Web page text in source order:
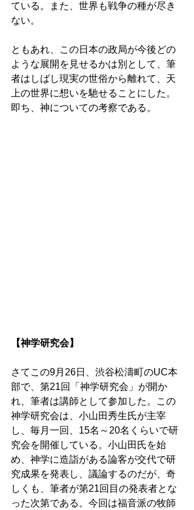
ている。また、世界も戦争の種が尽き
ない。
ともあれ、この日本の政局が今後どの
ような展開を見せるかは別として、筆
者はしばし現実の世俗から離れて、天
上の世界に想いを馳せることにした。
即ち、神についての考察である。
【神学研究会】
さてこの9月26日、渋谷松濤町のUC本
部で、第21回「神学研究会」が開か
れ、筆者は講師として参加した。この
神学研究会は、小山田秀生氏が主宰
し、毎月一回、15名～20名くらいで研
究会を開催している。小山田氏を始
め、神学に造詣がある論客が交代で研
究成果を発表し、議論するのだが、奇
しくも、筆者が第21回目の発表者とな
った次第である。今回は福音派の牧師